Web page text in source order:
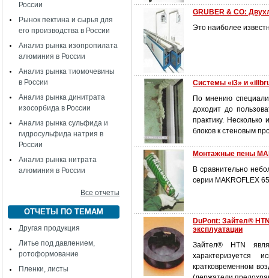
России
Рынок пектина и сырья для
его производства в России
Анализ рынка изопропилата
алюминия в России
Анализ рынка тиомочевины
в России
Анализ рынка динитрата
изосорбида в России
Анализ рынка сульфида и
гидросульфида натрия в
России
Анализ рынка нитрата
алюминия в России
Все отчеты
ОТЧЕТЫ ПО ТЕМАМ
Другая продукция
Литье под давлением,
ротоформование
Пленки, листы
GRUBER & СО:
Это наиболее
Системы «i3» и
По мнению
доходит до
практику.
блоков к стеновым
Монтажные пены
В сравнительно
серии MAKROFLEX
DuPont: Зайтел®
эксплуатации
Зайтел® HTN
характеризуется
кратковременном